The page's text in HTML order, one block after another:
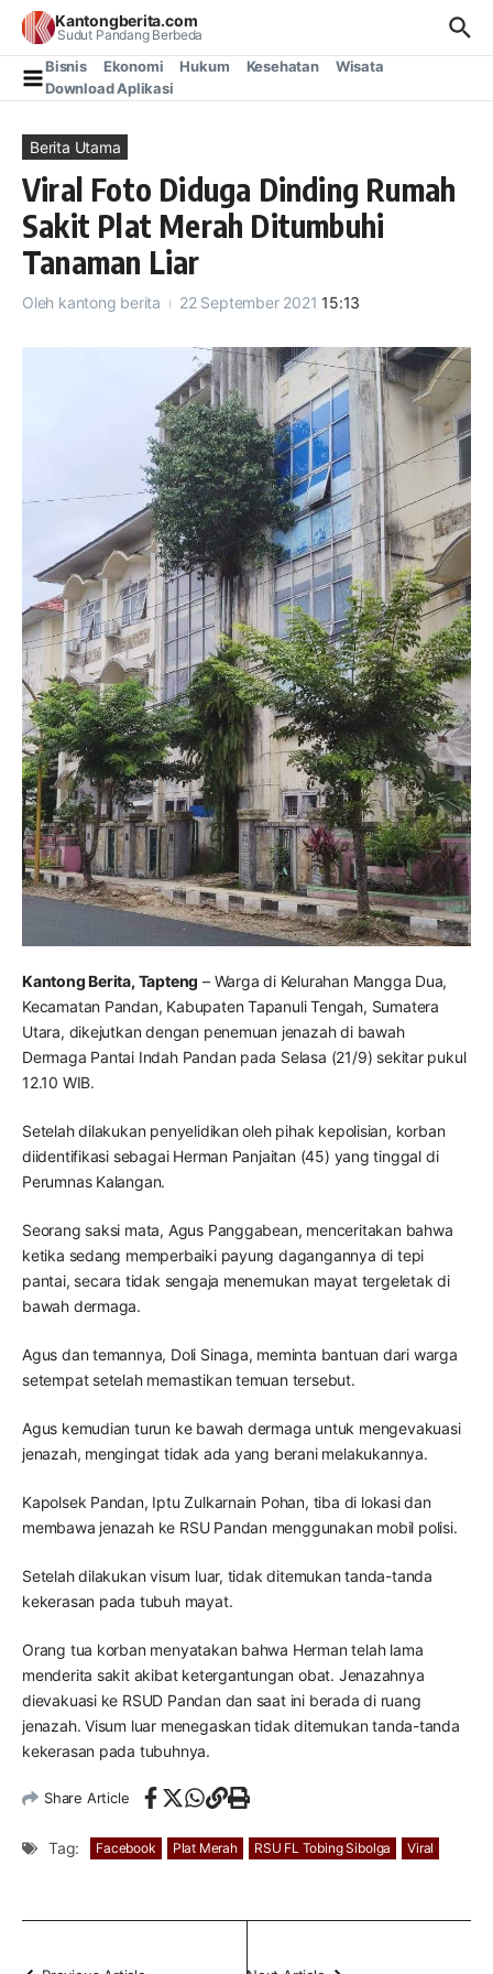
Lewati ke konten
Kantongberita.com
Sudut Pandang Berbeda
Bisnis Ekonomi Hukum Kesehatan
Wisata
Download Aplikasi
Berita Utama
Viral Foto Diduga Dinding Rumah
Sakit Plat Merah Ditumbuhi
Tanaman Liar
Oleh kantong berita 22 September 202115:13
Kantong Berita, Tapteng – Warga di Kelurahan Mangga Dua,
Kecamatan Pandan, Kabupaten Tapanuli Tengah, Sumatera
Utara, dikejutkan dengan penemuan jenazah di bawah
Dermaga Pantai Indah Pandan pada Selasa (21/9) sekitar pukul
12.10 WIB.
Setelah dilakukan penyelidikan oleh pihak kepolisian, korban
diidentifikasi sebagai Herman Panjaitan (45) yang tinggal di
Perumnas Kalangan.
Seorang saksi mata, Agus Panggabean, menceritakan bahwa
ketika sedang memperbaiki payung dagangannya di tepi
pantai, secara tidak sengaja menemukan mayat tergeletak di
bawah dermaga.
Agus dan temannya, Doli Sinaga, meminta bantuan dari warga
setempat setelah memastikan temuan tersebut.
Agus kemudian turun ke bawah dermaga untuk mengevakuasi
jenazah, mengingat tidak ada yang berani melakukannya.
Kapolsek Pandan, Iptu Zulkarnain Pohan, tiba di lokasi dan
membawa jenazah ke RSU Pandan menggunakan mobil polisi.
Setelah dilakukan visum luar, tidak ditemukan tanda-tanda
kekerasan pada tubuh mayat.
Orang tua korban menyatakan bahwa Herman telah lama
menderita sakit akibat ketergantungan obat. Jenazahnya
dievakuasi ke RSUD Pandan dan saat ini berada di ruang
jenazah. Visum luar menegaskan tidak ditemukan tanda-tanda
kekerasan pada tubuhnya.
Share Article
Tag: Facebook Plat Merah RSU FL Tobing Sibolga Viral